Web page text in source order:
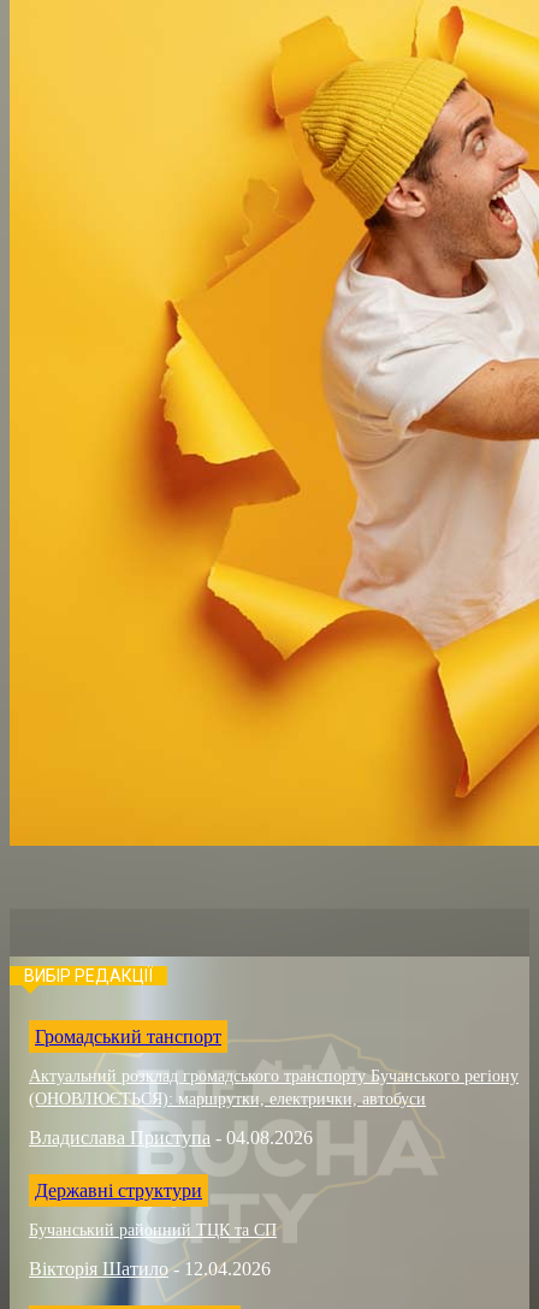
ВИБІР РЕДАКЦІЇ
Громадський танспорт
Актуальний розклад громадського транспорту Бучанського регіону
(ОНОВЛЮЄТЬСЯ): маршрутки, електрички, автобуси
Владислава Приступа - 04.08.2026
Державні структури
Бучанський районний ТЦК та СП
Вікторія Шатило - 12.04.2026